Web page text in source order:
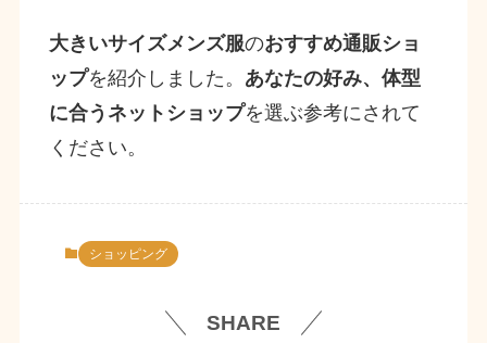
大きいサイズメンズ服のおすすめ通販ショ
ップを紹介しました。 あなたの好み、体型
に合うネットショップを選ぶ参考にされて
ください。
ショッピング
SHARE